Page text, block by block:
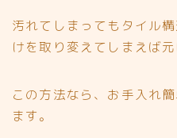
汚れてしまってもタイル
けを取り変えてしまえば元
この方法なら、 お手入れ
ます。